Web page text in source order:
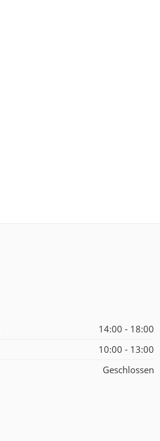
14:00 - 18:00
10:00 - 13:00
Geschlossen